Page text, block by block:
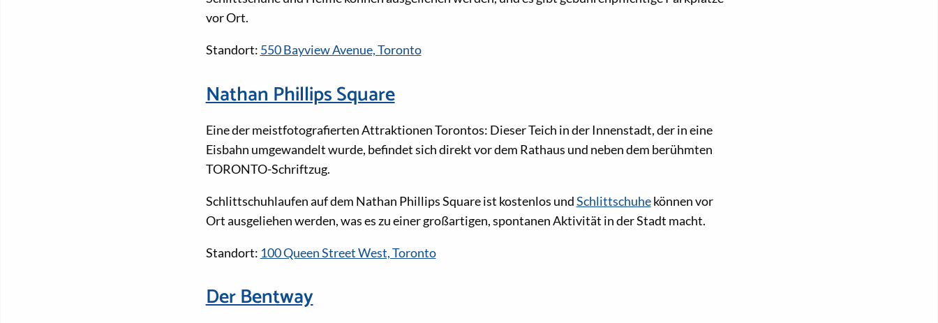
vor Ort.
Standort: 550 Bayview Avenue, Toronto
Nathan Phillips Square
Eine der meistfotografierten Attraktionen Torontos: Dieser Teich in der Innenstadt, der in eine
Eisbahn umgewandelt wurde, befindet sich direkt vor dem Rathaus und neben dem berühmten
TORONTO-Schriftzug.
Schlittschuhlaufen auf dem Nathan Phillips Square ist kostenlos undSchlittschuhekönnen vor
Ort ausgeliehen werden, was es zu einer großartigen, spontanen Aktivität in der Stadt macht.
Standort: 100 Queen Street West, Toronto
Der Bentway